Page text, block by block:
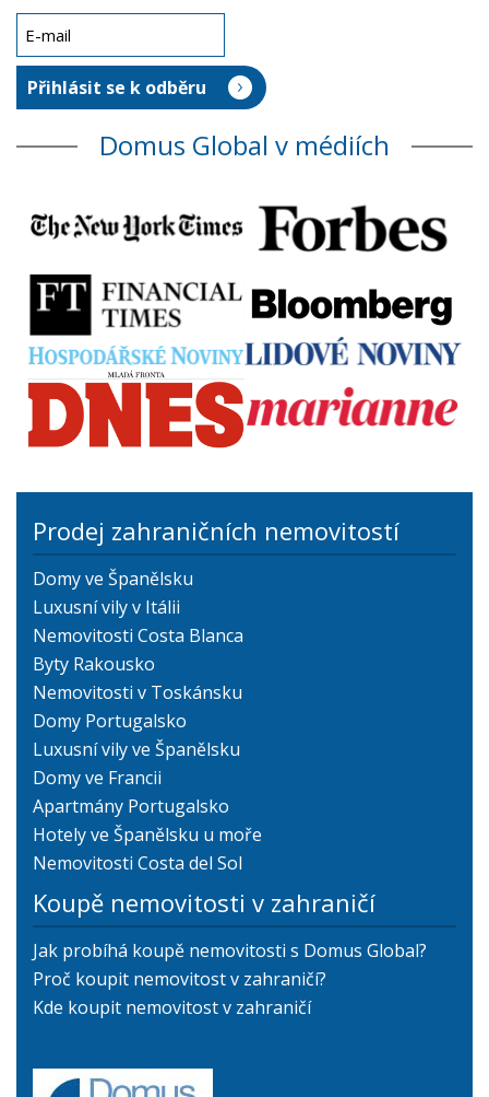
Domus Global v médiích
Prodej zahraničních nemovitostí
Domy ve Španělsku
Luxusní vily v Itálii
Nemovitosti Costa Blanca
Byty Rakousko
Nemovitosti v Toskánsku
Domy Portugalsko
Luxusní vily ve Španělsku
Domy ve Francii
Apartmány Portugalsko
Hotely ve Španělsku u moře
Nemovitosti Costa del Sol
Koupě nemovitosti v zahraničí
Jak probíhá koupě nemovitosti s Domus Global?
Proč koupit nemovitost v zahraničí?
Kde koupit nemovitost v zahraničí